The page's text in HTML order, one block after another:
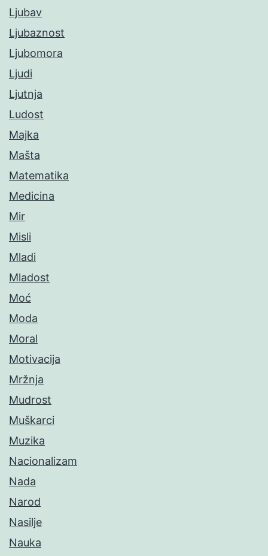
Ljubav
Ljubaznost
Ljubomora
Ljudi
Ljutnja
Ludost
Majka
Mašta
Matematika
Medicina
Mir
Misli
Mladi
Mladost
Moć
Moda
Moral
Motivacija
Mržnja
Mudrost
Muškarci
Muzika
Nacionalizam
Nada
Narod
Nasilje
Nauka